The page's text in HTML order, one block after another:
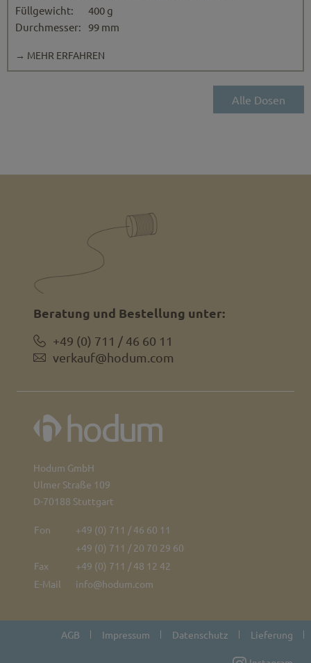
Füllgewicht:
400 g
Durchmesser:
99 mm
→ MEHR ERFAHREN
Alle Dosen
Hodum GmbH
Ulmer Straße 109
D-70188 Stuttgart
Fon
+49 (0) 711 / 46 60 11
+49 (0) 711 / 20 70 29 60
Fax
+49 (0) 711 / 48 12 42
E-Mail
info@hodum.com
Beratung und Bestellung unter:
+49 (0) 711 / 46 60 11
verkauf@hodum.com
AGB Impressum Datenschutz Lieferung